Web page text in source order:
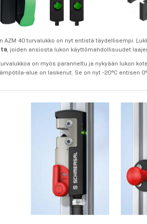
AZM 40 turvalukko on nyt entistä täydellisempi.
, joiden ansiosta lukon käyttömahdollisuudet
on myös paranneltu ja nykyään lukon
alue on laskenut. Se on nyt -20°C entisen